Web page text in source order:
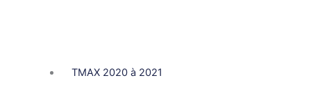
TMAX 2020 à 2021